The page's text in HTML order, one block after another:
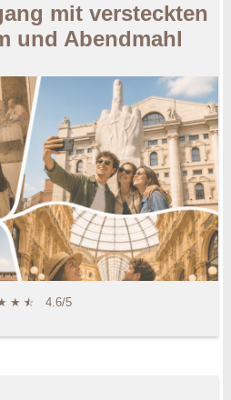
mit versteckten
und Abendmahl
★ ★
☆ 4.6/5